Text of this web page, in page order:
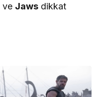
ve Jaws dikkat